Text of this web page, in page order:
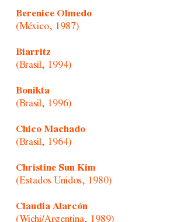
Berenice Olmedo
(México, 1987)
Biarritz
(Brasil, 1994)
Bonikta
(Brasil, 1996)
Chico Machado
(Brasil, 1964)
Christine Sun Kim
(Estados Unidos, 1980)
Claudia Alarcón
(Wichi/Argentina, 1989)